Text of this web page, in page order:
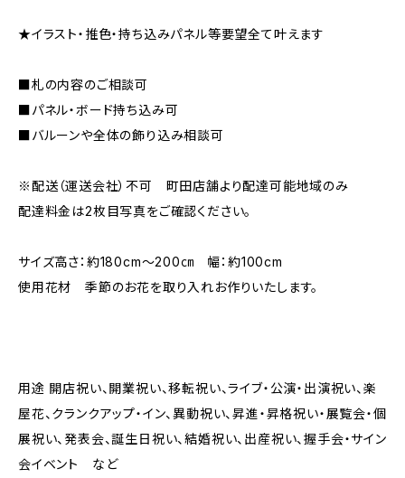
★イラスト・推色・持ち込みパネル等要望全て叶えます
■札の内容のご相談可
■パネル・ボード持ち込み可
■バルーンや全体の飾り込み相談可
※配送（運送会社）不可 町田店舗より配達可能地域のみ
配達料金は2枚目写真をご確認ください。
サイズ高さ：約180cm～200㎝ 幅：約100cm
使用花材 季節のお花を取り入れお作りいたします。
用途 開店祝い、開業祝い、移転祝い、ライブ・公演・出演祝い、楽
屋花、クランクアップ・イン、異動祝い、昇進・昇格祝い・展覧会・個
展祝い、発表会、誕生日祝い、結婚祝い、出産祝い、握手会・サイン
会イベント など